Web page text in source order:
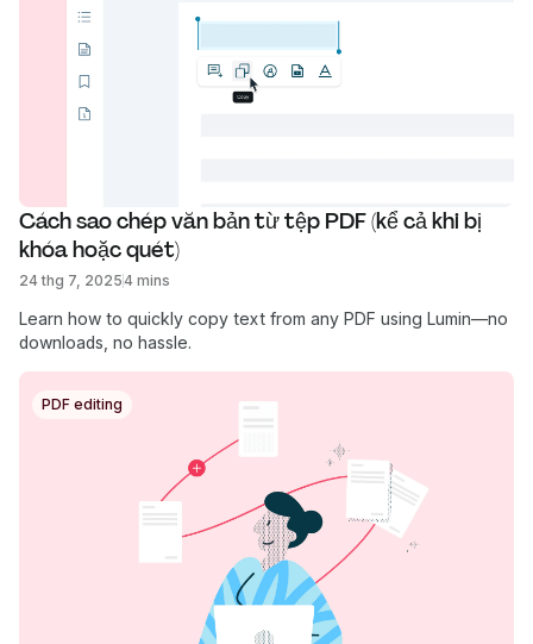
Cách sao chép văn bản từ tệp PDF (kể cả khi bị
khóa hoặc quét)
24 thg 7, 20254 mins
Learn how to quickly copy text from any PDF using Lumin—no
downloads, no hassle.
PDF editing